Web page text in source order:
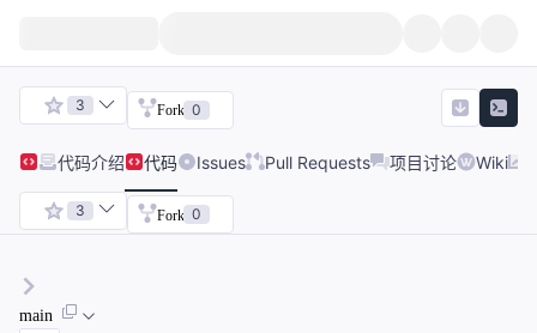
3 Fork 0
代码介绍 代码 Issues Pull Requests 项目讨论 Wiki
3 Fork 0
main